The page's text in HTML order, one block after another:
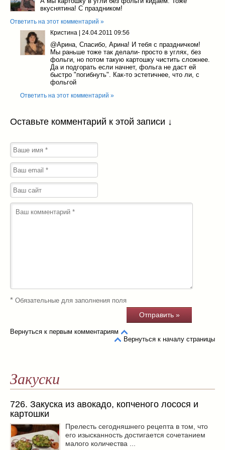
вкуснятина! С праздником!
Ответить на этот комментарий »
Кристина
24.04.2011 09:56
@Арина, Спасибо, Арина! И тебя с праздничком!
Мы раньше тоже так делали- просто в углях, без
фольги, но потом такую картошку чистить сложнее.
Да и подгорать если начнет, фольга не даст ей
быстро "погибнуть". Как-то эстетичнее, что ли, с
фольгой
Ответить на этот комментарий »
Оставьте комментарий к этой записи ↓
* Обязательные для заполнения поля
Вернуться к первым комментариям
Вернуться к началу страницы
Закуски
726. Закуска из авокадо, копченого лосося и
картошки
Прелесть сегодняшнего рецепта в том, что
его изысканность достигается сочетанием
малого количества ...